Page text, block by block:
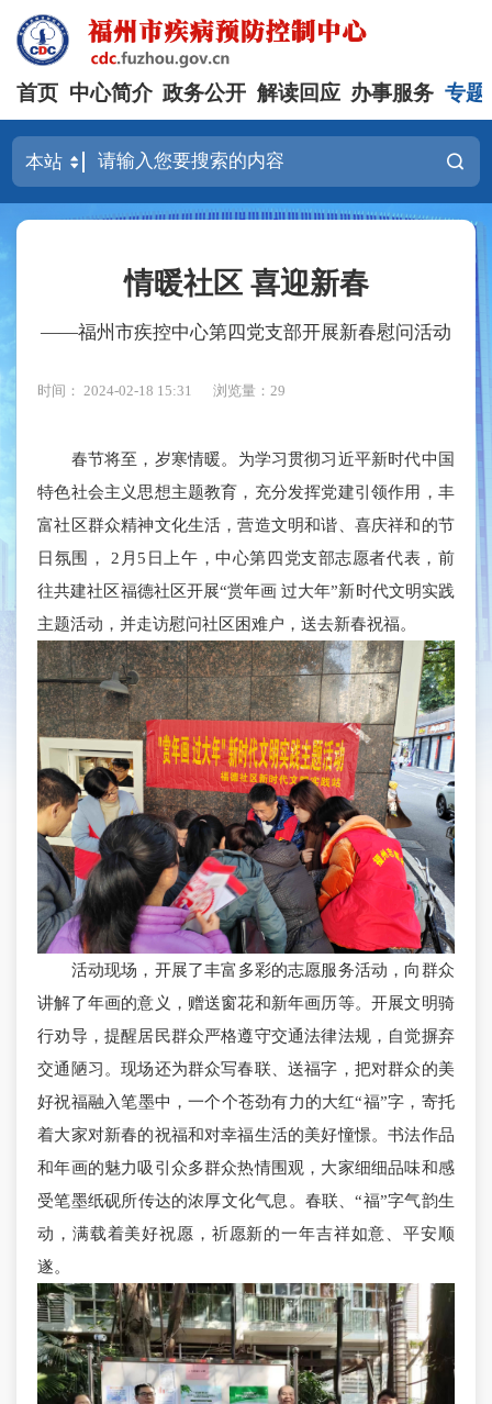
首页 中心简介 政务公开 解读回应 办事服务 专题
情暖社区 喜迎新春
——福州市疾控中心第四党支部开展新春慰问活动
时间： 2024-02-18 15:31 浏览量：29
春节将至，岁寒情暖。为学习贯彻习近平新时代中国
特色社会主义思想主题教育，充分发挥党建引领作用，丰
富社区群众精神文化生活，营造文明和谐、喜庆祥和的节
日氛围， 2月5日上午，中心第四党支部志愿者代表，前
往共建社区福德社区开展“赏年画 过大年”新时代文明实践
主题活动，并走访慰问社区困难户，送去新春祝福。
活动现场，开展了丰富多彩的志愿服务活动，向群众
讲解了年画的意义，赠送窗花和新年画历等。开展文明骑
行劝导，提醒居民群众严格遵守交通法律法规，自觉摒弃
交通陋习。现场还为群众写春联、送福字，把对群众的美
好祝福融入笔墨中，一个个苍劲有力的大红“福”字，寄托
着大家对新春的祝福和对幸福生活的美好憧憬。书法作品
和年画的魅力吸引众多群众热情围观，大家细细品味和感
受笔墨纸砚所传达的浓厚文化气息。春联、“福”字气韵生
动，满载着美好祝愿，祈愿新的一年吉祥如意、平安顺
遂。